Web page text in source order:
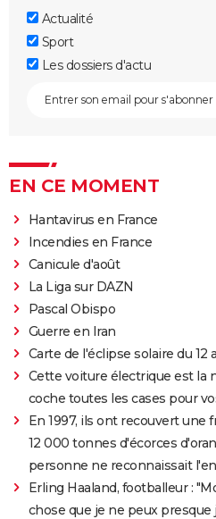
Actualité
Sport
Les dossiers d'actu
EN CE MOMENT
Hantavirus en France
Incendies en France
Canicule d'août
La Liga sur DAZN
Pascal Obispo
Guerre en Iran
Carte de l'éclipse solaire du 12
Cette voiture électrique est la
coche toutes les cases pour
En 1997, ils ont recouvert une
12 000 tonnes d'écorces
personne ne reconnaissait
Erling Haaland, footballeur :
chose que je ne peux